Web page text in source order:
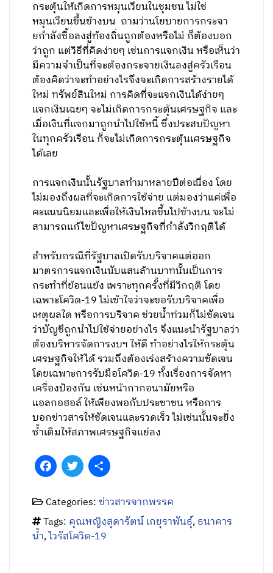
กระตุ้นให้เกิดการหมุนเวียนในชุมชน ไม่ใช่
หมุนเวียนขึ้นข้างบน ถามว่านโยบายการกระจา
ยกำลังซื้อลงสู่ท้องถิ่นถูกต้องหรือไม่ ก็ต้องบอก
ว่าถูก แต่วิธีที่คิดง่ายๆ เช่นการแจกเงิน หรือเห็นว่า
มีความจำเป็นที่จะต้องกระจายเงินลงสู่ครัวเรือน
ต้องคิดว่าจะทำอย่างไรจึงจะเกิดการสร้างรายได้
ใหม่ ทรัพย์สินใหม่ การคิดที่จะแจกเงินได้ง่ายๆ
แจกเงินเฉยๆ จะไม่เกิดการกระตุ้นเศรษฐกิจ และ
เมื่อเงินที่แจกมาถูกนำไปใช้หนี้ ซึ่งประสบปัญหา
ในทุกครัวเรือน ก็จะไม่เกิดการกระตุ้นเศรษฐกิจ
ได้เลย
การแจกเงินนั้นรัฐบาลทำมาหลายปีต่อเนื่อง โดย
ไม่มองถึงผลที่จะเกิดการใช้จ่าย แต่มองว่าแค่เพื่อ
คะแนนนิยมและเพื่อให้เงินไหลขึ้นไปข้างบน จะไม่
สามารถแก้ไขปัญหาเศรษฐกิจที่กำลังวิกฤติได้
สำหรับกรณีที่รัฐบาลเปิดรับบริจาคแต่ออก
มาตรการแจกเงินนับแสนล้านบาทนั้นเป็นการ
กระทำที่ย้อนแย้ง เพราะทุกครั้งที่มีวิกฤติ โดย
เฉพาะโควิด-19 ไม่เข้าใจว่าจะขอรับบริจาคเพื่อ
เหตุผลใด หรือการบริจาค ช่วยน้ำท่วมก็ไม่ชัดเจน
ว่าบัญชีถูกนำไปใช้จ่ายอย่างไร จึงแนะนำรัฐบาลว่า
ต้องบริหารจัดการงบฯ ให้ดี ทำอย่างไรให้กระตุ้น
เศรษฐกิจให้ได้ รวมถึงต้องเร่งสร้างความชัดเจน
โดยเฉพาะการรับมือโควิด-19 ทั้งเรื่องการจัดหา
เครื่องป้องกัน เช่นหน้ากากอนามัยหรือ
แอลกอฮอล์ ให้เพียงพอกับประชาชน หรือการ
บอกข่าวสารให้ชัดเจนและรวดเร็ว ไม่เช่นนั้นจะยิ่ง
ซ้ำเติมให้สภาพเศรษฐกิจแย่ลง
FacebookTwitter
Categories:ข่าวสารจากพรรค
Tags: คุณหญิงสุดารัตน์ เกยุราพันธุ์,ธนาคาร
น้ำ,ไวรัสโควิด-19